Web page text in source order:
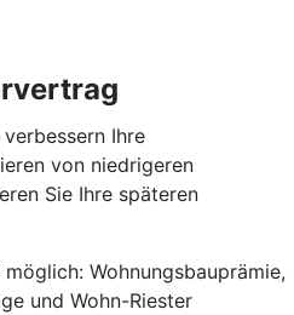
Ihre
von niedrigeren
Sie Ihre späteren
möglich: Wohnungsbauprämie,
und Wohn-Riester